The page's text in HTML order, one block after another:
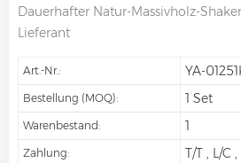
Dauerhafter Natur-Massivholz-
Lieferant
Art.-Nr.: YA-
Bestellung (MOQ): 1 Set
Warenbestand: 1
Zahlung: T/T , L/C